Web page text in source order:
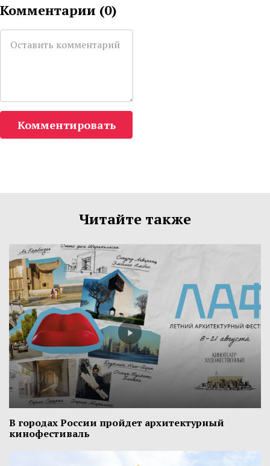
Комментарии (0)
Комментировать
Читайте также
В городах России пройдет архитектурный
кинофестиваль